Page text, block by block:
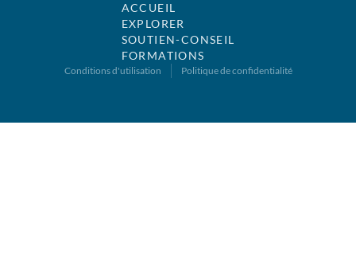
ACCUEIL
EXPLORER
SOUTIEN-CONSEIL
FORMATIONS
Conditions d'utilisation Politique de confidentialité